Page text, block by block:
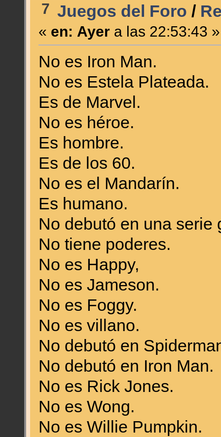
7 Juegos del Foro /
« en: Ayera las 22:53:43 »
No es Iron Man.
No es Estela Plateada.
Es de Marvel.
No es héroe.
Es hombre.
Es de los 60.
No es el Mandarín.
Es humano.
No debutó en una serie
No tiene poderes.
No es Happy,
No es Jameson.
No es Foggy.
No es villano.
No debutó en
No debutó en Iron Man.
No es Rick Jones.
No es Wong.
No es Willie Pumpkin.